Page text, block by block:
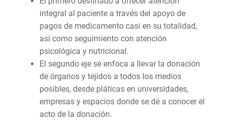
integral al paciente a través del apoyo de
pagos de medicamento casi en su totalidad,
así como seguimiento con atención
psicológica y nutricional.
El segundo eje se enfoca a llevar la donación
de órganos y tejidos a todos los medios
posibles, desde pláticas en universidades,
empresas y espacios donde se dé a conocer el
acto de la donación.